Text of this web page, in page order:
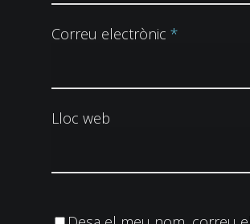
Correu electrònic *
Lloc web